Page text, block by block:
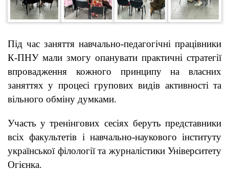
Під час заняття навчально-педагогічні працівники
К-ПНУ мали змогу опанувати практичні стратегії
впровадження кожного принципу на власних
заняттях у процесі групових видів активності та
вільного обміну думками.
Участь у тренінгових сесіях беруть представники
всіх факультетів і навчально-наукового інституту
української філології та журналістики Університету
Огієнка.